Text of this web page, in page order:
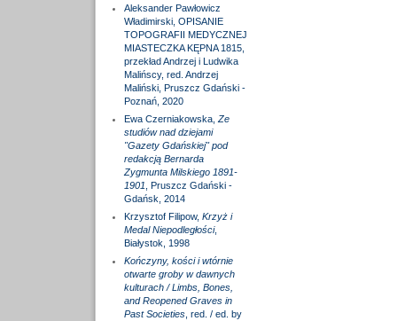
Aleksander Pawłowicz
Władimirski, OPISANIE
TOPOGRAFII MEDYCZNEJ
MIASTECZKA KĘPNA 1815,
przekład Andrzej i Ludwika
Malińscy, red. Andrzej
Maliński, Pruszcz Gdański -
Poznań, 2020
Ewa Czerniakowska, Ze
studiów nad dziejami
"Gazety Gdańskiej" pod
redakcją Bernarda
Zygmunta Milskiego 1891-
1901 , Pruszcz Gdański -
Gdańsk, 2014
Krzysztof Filipow, Krzyż i
Medal Niepodległości,
Białystok, 1998
Kończyny, kości i wtórnie
otwarte groby w dawnych
kulturach / Limbs, Bones,
and Reopened Graves in
Past Societies, red. / ed. by